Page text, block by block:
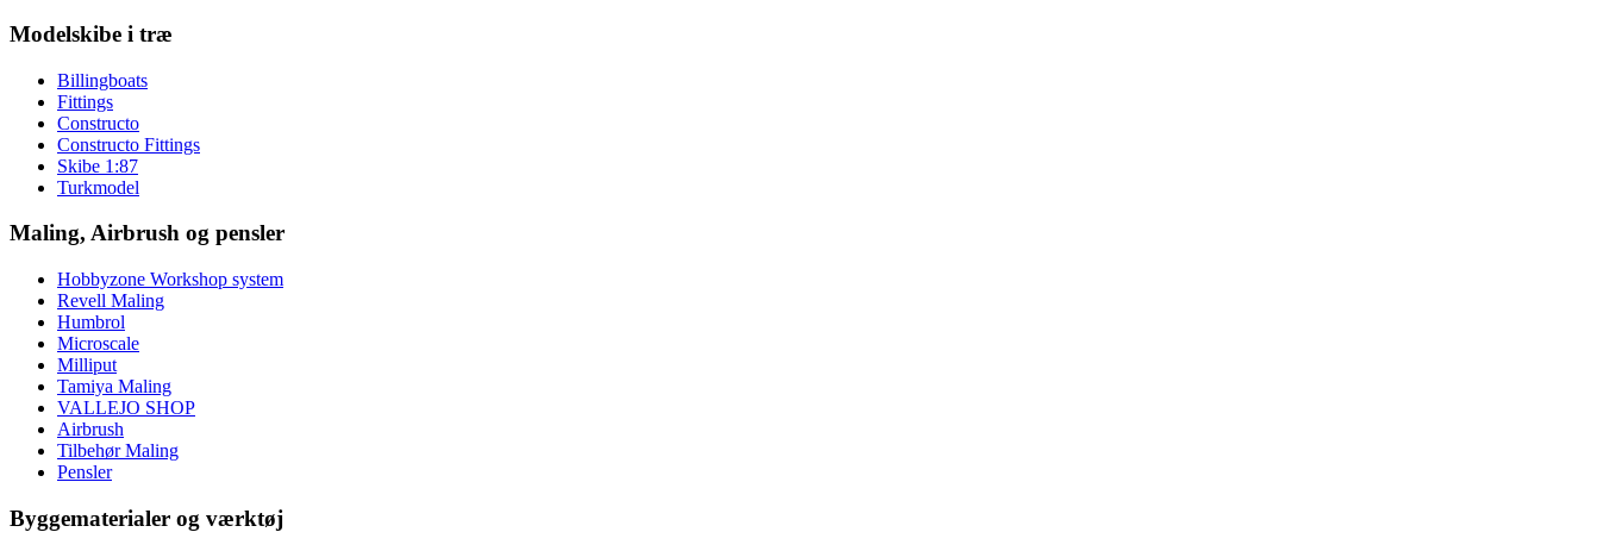
Modelskibe i træ
Billingboats
Fittings
Constructo
Constructo Fittings
Skibe 1:87
Turkmodel
Maling, Airbrush og pensler
Hobbyzone Workshop system
Revell Maling
Humbrol
Microscale
Milliput
Tamiya Maling
VALLEJO SHOP
Airbrush
Tilbehør Maling
Pensler
Byggematerialer og værktøj